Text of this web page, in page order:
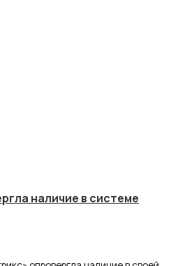
наличие в системе